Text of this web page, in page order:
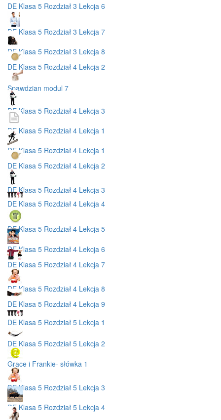
DE Klasa 5 Rozdział 3 Lekcja 6
DE Klasa 5 Rozdział 3 Lekcja 7
DE Klasa 5 Rozdział 3 Lekcja 8
DE Klasa 5 Rozdział 4 Lekcja 2
Spawdzian modul 7
DE Klasa 5 Rozdział 4 Lekcja 3
DE Klasa 5 Rozdział 4 Lekcja 1
DE Klasa 5 Rozdział 4 Lekcja 1
DE Klasa 5 Rozdział 4 Lekcja 2
DE Klasa 5 Rozdział 4 Lekcja 3
DE Klasa 5 Rozdział 4 Lekcja 4
DE Klasa 5 Rozdział 4 Lekcja 5
DE Klasa 5 Rozdział 4 Lekcja 6
DE Klasa 5 Rozdział 4 Lekcja 7
DE Klasa 5 Rozdział 4 Lekcja 8
DE Klasa 5 Rozdział 4 Lekcja 9
DE Klasa 5 Rozdział 5 Lekcja 1
DE Klasa 5 Rozdział 5 Lekcja 2
Grace i Frankie- słówka 1
DE Klasa 5 Rozdział 5 Lekcja 3
DE Klasa 5 Rozdział 5 Lekcja 4